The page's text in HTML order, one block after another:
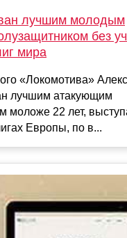
лучшим молодым
без
мира
«Локомотива»
лучшим атакующим
моложе 22 лет,
Европы, по в...